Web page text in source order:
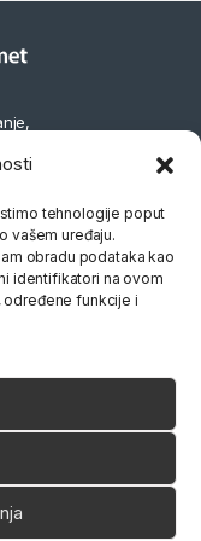
tehnologije poput
vašem uređaju.
obradu podataka kao
identifikatori na ovom
funkcije i